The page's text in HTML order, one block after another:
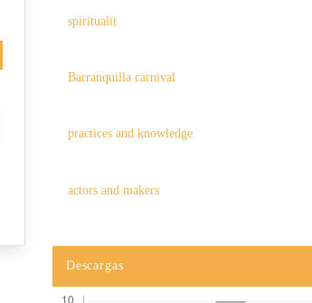
spiritualit
Barranquilla carnival
practices and knowledge
actors and makers
Descargas